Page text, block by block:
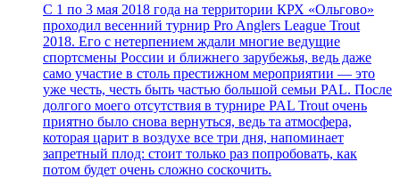
C 1 по 3 мая 2018 года на территории КРХ «Ольгово»
проходил весенний турнир Pro Anglers League Trout
2018. Его с нетерпением ждали многие ведущие
спортсмены России и ближнего зарубежья, ведь даже
само участие в столь престижном мероприятии — это
уже честь, честь быть частью большой семьи PAL. После
долгого моего отсутствия в турнире PAL Trout очень
приятно было снова вернуться, ведь та атмосфера,
которая царит в воздухе все три дня, напоминает
запретный плод: стоит только раз попробовать, как
потом будет очень сложно соскочить.